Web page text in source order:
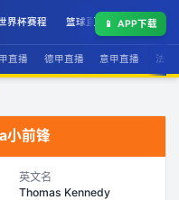
界杯赛程 篮球直播 联赛积分
📱 APP下载
直播 德甲直播 意甲直播 法甲
小前锋
英文名
Thomas Kennedy